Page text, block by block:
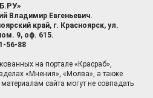
Владимир Евгеньевич.
край, г. Красноярск, ул.
9, оф. 615.
56-88
на портале «Красраб»,
«Мнения», «Молва», а также
сайта могут не совпадать